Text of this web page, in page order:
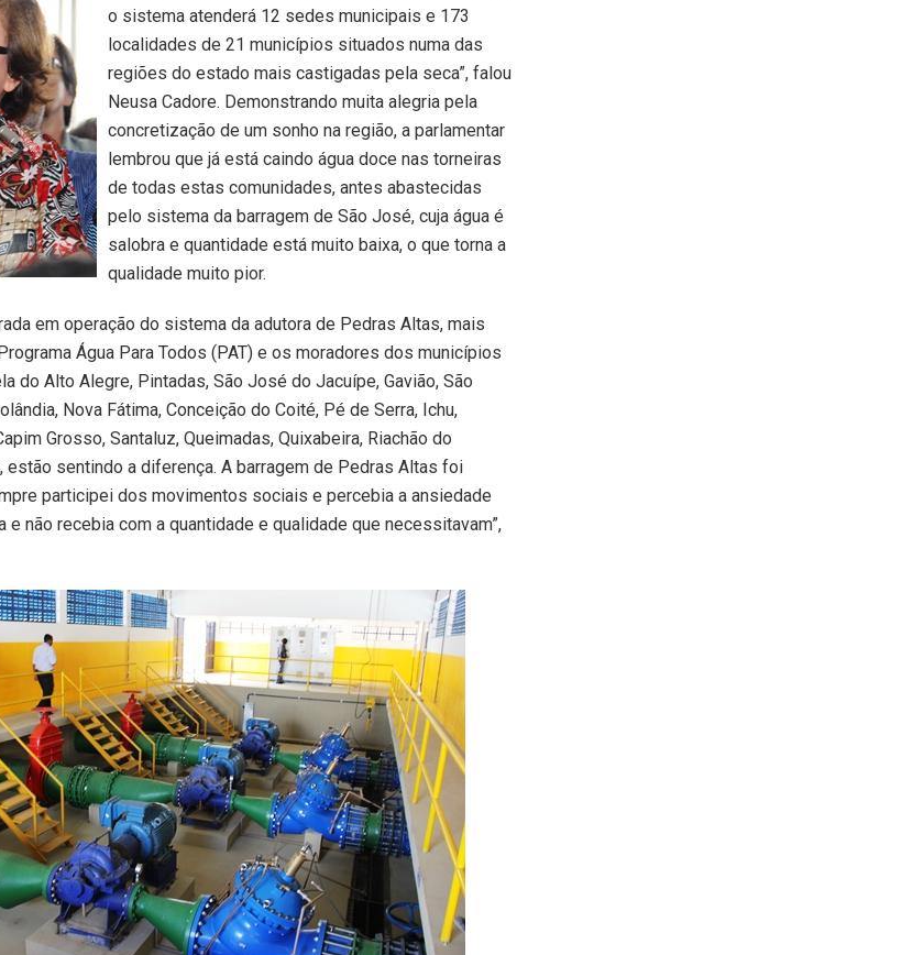
o sistema atenderá 12 sedes municipais e 173
localidades de 21 municípios situados numa das
regiões do estado mais castigadas pela seca”, falou
Neusa Cadore. Demonstrando muita alegria pela
concretização de um sonho na região, a parlamentar
lembrou que já está caindo água doce nas torneiras
de todas estas comunidades, antes abastecidas
pelo sistema da barragem de São José, cuja água é
salobra e quantidade está muito baixa, o que torna a
qualidade muito pior.
em operação do sistema da adutora de Pedras Altas, mais
Água Para Todos (PAT) e os moradores dos municípios
do Alto Alegre, Pintadas, São José do Jacuípe, Gavião, São
Nova Fátima, Conceição do Coité, Pé de Serra, Ichu,
Grosso, Santaluz, Queimadas, Quixabeira, Riachão do
estão sentindo a diferença. A barragem de Pedras Altas foi
participei dos movimentos sociais e percebia a ansiedade
e não recebia com a quantidade e qualidade que necessitavam”,